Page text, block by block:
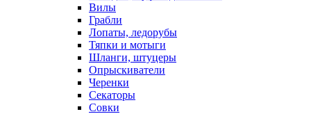
Вилы
Грабли
Лопаты, ледорубы
Тяпки и мотыги
Шланги, штуцеры
Опрыскиватели
Черенки
Секаторы
Совки